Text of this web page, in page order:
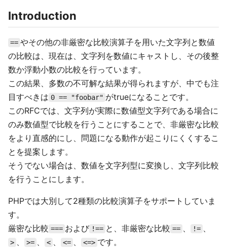
Introduction
== やその他の非厳密な比較演算子を用いた文字列と数値
の比較は、現在は、文字列を数値にキャストし、その後整
数か浮動小数の比較を行っています。
この結果、多数の不可解な結果が得られますが、中でも注
目すべきは 0 == "foobar" がtrueになることです。
このRFCでは、文字列が実際に数値型文字列である場合に
のみ数値型で比較を行うことにすることで、非厳密な比較
をより直感的にし、問題になる動作が起こりにくくするこ
とを提案します。
そうでない場合は、数値を文字列型に変換し、文字列比較
を行うことにします。
PHPでは大別して2種類の比較演算子をサポートしていま
す。
厳密な比較 === および !== と、非厳密な比較 == 、 != 、
> 、 >= 、 < 、 <= 、 <=> です。